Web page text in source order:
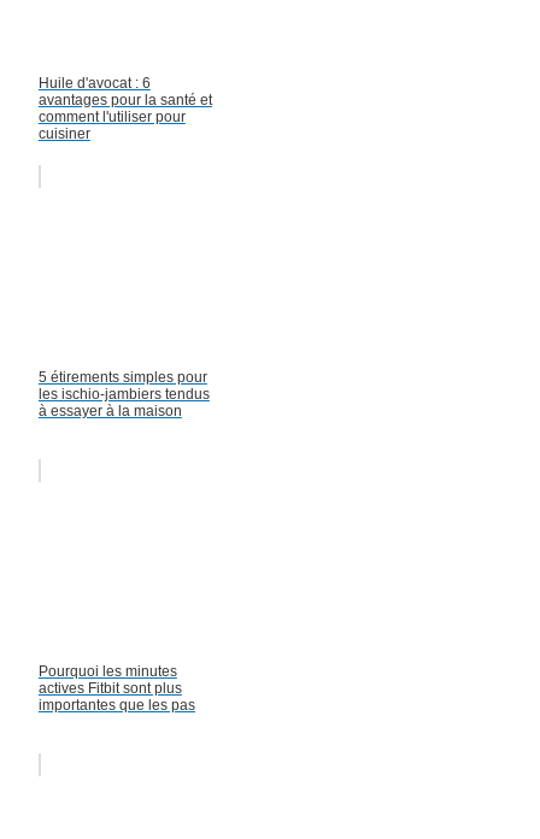
Huile d'avocat : 6
avantages pour la santé et
comment l'utiliser pour
cuisiner
5 étirements simples pour
les ischio-jambiers tendus
à essayer à la maison
Pourquoi les minutes
actives Fitbit sont plus
importantes que les pas